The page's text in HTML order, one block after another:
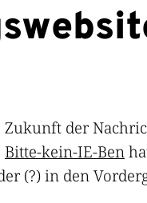
der
Bitte-kein-IE-Ben
(?) in den